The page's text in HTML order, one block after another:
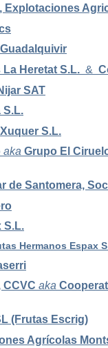
Explotaciones
Heretat S.L. &
SAT
S.L.
S.L.
aka Grupo El
de Santomera,
S.L.
Hermanos Espax
CCVC aka
(Frutas Escrig)
Agrícolas